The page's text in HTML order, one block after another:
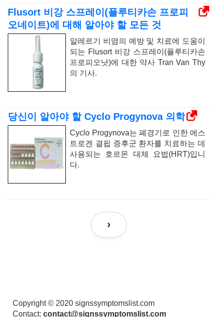
Flusort 비강 스프레이(플루티카손 프로피
오네이트)에 대해 알아야 할 모든 것
알레르기 비염의 예방 및 치료에 도움이
되는 Flusort 비강 스프레이(플루티카손
프로피오낫)에 대한 약사 Tran Van Thy
의 기사.
당신이 알아야 할 Cyclo Progynova 의학
Cyclo Progynova는 폐경기로 인한 에스
트로겐 결핍 증후군 환자를 치료하는 데
사용되는 호르몬 대체 요법(HRT)입니
다.
Copyright © 2020 signssymptomslist.com
Contact: contact@signssymptomslist.com